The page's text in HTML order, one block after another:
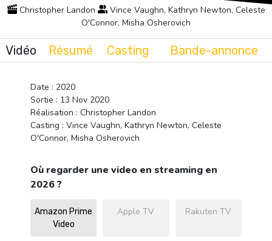
Christopher Landon
Vince Vaughn, Kathryn Newton, Celeste
O'Connor, Misha Osherovich
Vidéo Résumé Casting Bande-annonce
Date : 2020
Sortie : 13 Nov 2020
Réalisation : Christopher Landon
Casting : Vince Vaughn, Kathryn Newton, Celeste
O'Connor, Misha Osherovich
Où regarder une video en streaming en
2026 ?
Amazon Prime
Video
Apple TV Rakuten TV